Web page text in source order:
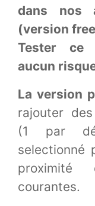
dans nos
(version
Tester ce
aucun
La version
rajouter
(1 par
selectionné
proximité
courantes.